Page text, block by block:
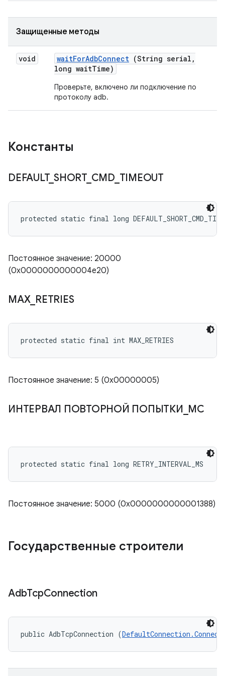
Защищенные методы
void waitForAdbConnect (String serial ,
long waitTime)
Проверьте, включено ли подключение по
протоколу adb.
Константы
DEFAULT_ SHORT_ CMD_ TIMEOUT
protected static final long
Постоянное значение: 20000
(0x0000000000004e20)
MAX_ RETRIES
protected static final int MAX_RETRIES
Постоянное значение: 5 (0x00000005)
ИНТЕРВАЛ ПОВТОРНОЙ ПОПЫТКИ МС
protected static final long RETRY_INTERVAL_MS
Постоянное значение: 5000 (0x0000000000001388)
Государственные строители
AdbTcpConnection
public AdbTcpConnection (